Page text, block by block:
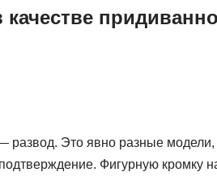
развод. Это явно разные
Фигурную кромку